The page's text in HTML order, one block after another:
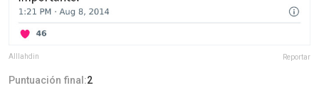
Alllahdin Reportar
Puntuación final:2